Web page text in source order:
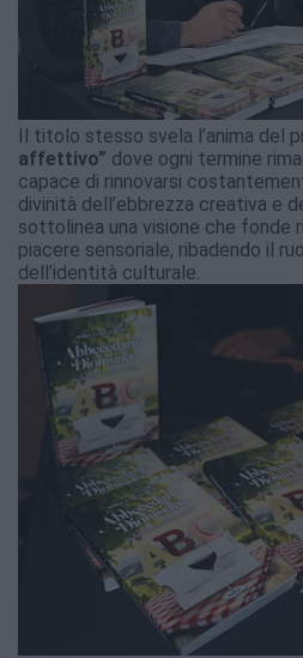
Il titolo stesso svela l’anima del
affettivo” dove ogni termine
capace di rinnovarsi
divinità dell’ebbrezza creativa e
sottolinea una visione che fonde
piacere sensoriale, ribadendo il
dell’identità culturale.